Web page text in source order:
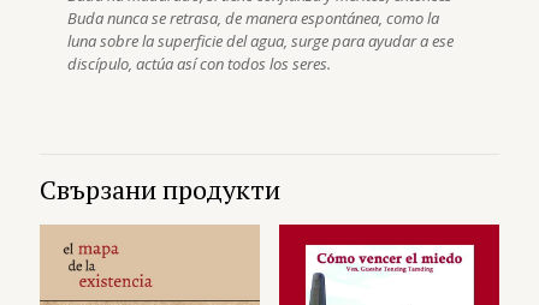
Buda nunca se retrasa, de manera espontánea, como la
luna sobre la superficie del agua, surge para ayudar a ese
discípulo, actúa así con todos los seres.
Свързани продукти